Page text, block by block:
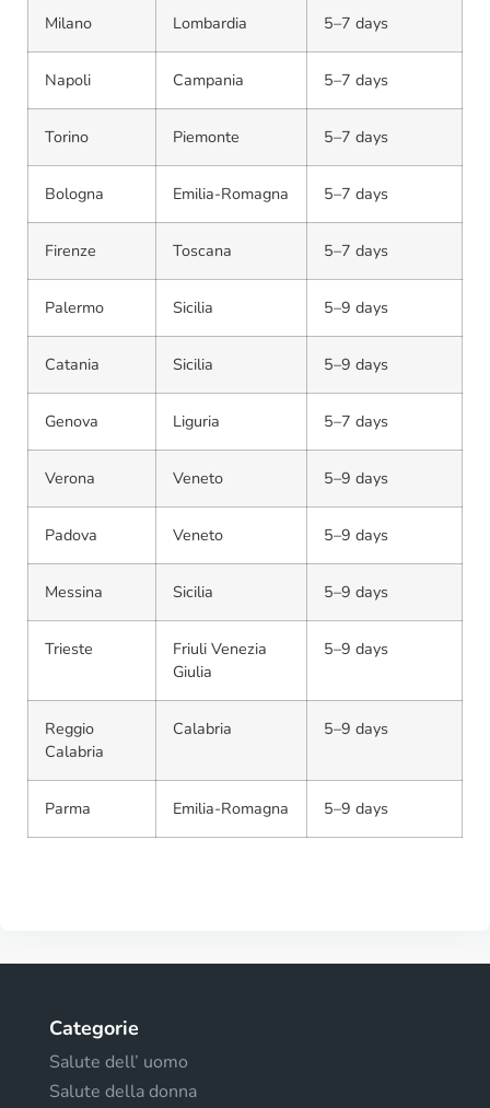
Milano Lombardia 5–7 days
Napoli Campania 5–7 days
Torino Piemonte 5–7 days
Bologna Emilia-Romagna 5–7 days
Firenze Toscana 5–7 days
Palermo Sicilia 5–9 days
Catania Sicilia 5–9 days
Genova Liguria 5–7 days
Verona Veneto 5–9 days
Padova Veneto 5–9 days
Messina Sicilia 5–9 days
Trieste
Friuli Venezia
Giulia
5–9 days
Reggio
Calabria
Calabria 5–9 days
Parma Emilia-Romagna 5–9 days
Categorie
Salute dell’ uomo
Salute della donna